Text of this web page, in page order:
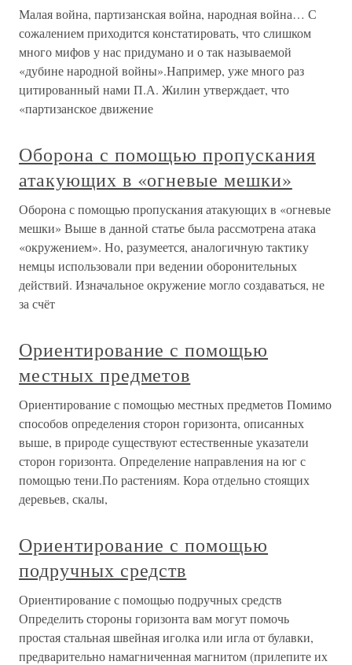
Малая война, партизанская война, народная война… С
сожалением приходится констатировать, что слишком
много мифов у нас придумано и о так называемой
«дубине народной войны».Например, уже много раз
цитированный нами П.А. Жилин утверждает, что
«партизанское движение
Оборона с помощью пропускания
атакующих в «огневые мешки»
Оборона с помощью пропускания атакующих в «огневые
мешки» Выше в данной статье была рассмотрена атака
«окружением». Но, разумеется, аналогичную тактику
немцы использовали при ведении оборонительных
действий. Изначальное окружение могло создаваться, не
за счёт
Ориентирование с помощью
местных предметов
Ориентирование с помощью местных предметов Помимо
способов определения сторон горизонта, описанных
выше, в природе существуют естественные указатели
сторон горизонта. Определение направления на юг с
помощью тени.По растениям. Кора отдельно стоящих
деревьев, скалы,
Ориентирование с помощью
подручных средств
Ориентирование с помощью подручных средств
Определить стороны горизонта вам могут помочь
простая стальная швейная иголка или игла от булавки,
предварительно намагниченная магнитом (прилепите их